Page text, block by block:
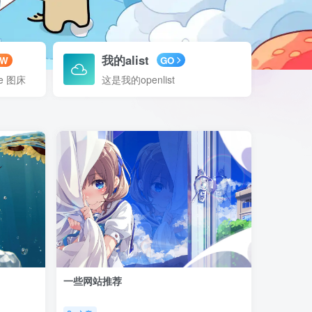
图床
我的alist GO
这是我的openlist
一些网站推荐